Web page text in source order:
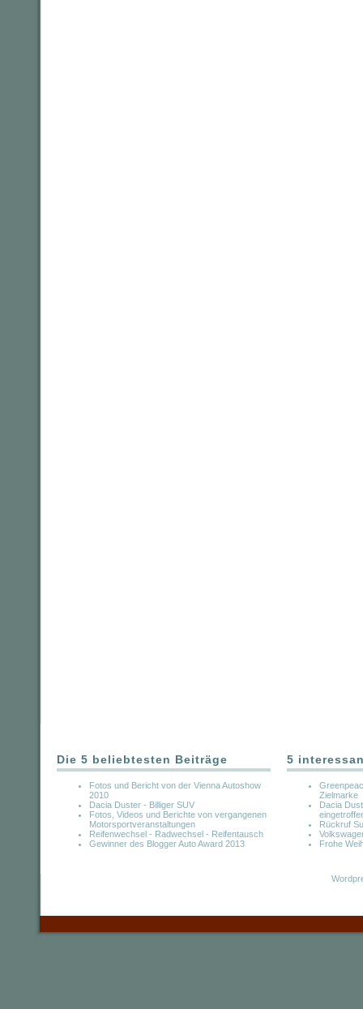
Die 5 beliebtesten Beiträge
Fotos und Bericht von der Vienna Autoshow
2010
Dacia Duster - Billiger SUV
Fotos, Videos und Berichte von vergangenen
Motorsportveranstaltungen
Reifenwechsel - Radwechsel - Reifentausch
Gewinner des Blogger Auto Award 2013
5
Zielmarke
Dacia
Rückruf
Frohe